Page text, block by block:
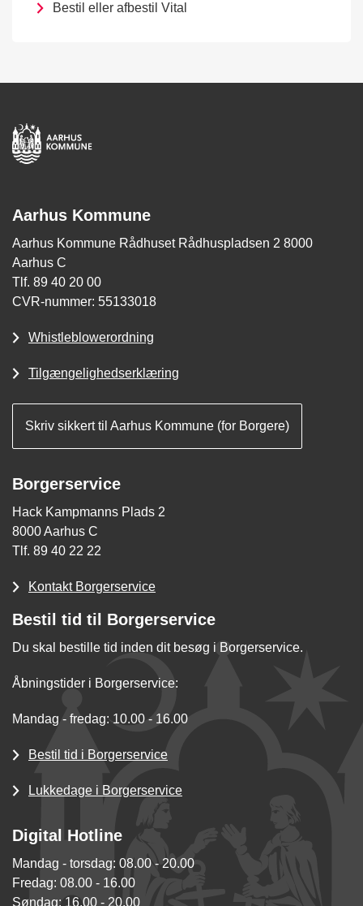
Bestil eller afbestil Vital
Aarhus Kommune
Aarhus Kommune Rådhuset Rådhuspladsen 2 8000
Aarhus C
Tlf. 89 40 20 00
CVR-nummer: 55133018
Whistleblowerordning
Tilgængelighedserklæring
Skriv sikkert til Aarhus Kommune (for Borgere)
Borgerservice
Hack Kampmanns Plads 2
8000 Aarhus C
Tlf. 89 40 22 22
Kontakt Borgerservice
Bestil tid til Borgerservice
Du skal bestille tid inden dit besøg i Borgerservice.
Åbningstider i Borgerservice:
Mandag - fredag: 10.00 - 16.00
Bestil tid i Borgerservice
Lukkedage i Borgerservice
Digital Hotline
Mandag - torsdag: 08.00 - 20.00
Fredag: 08.00 - 16.00
Søndag: 16.00 - 20.00